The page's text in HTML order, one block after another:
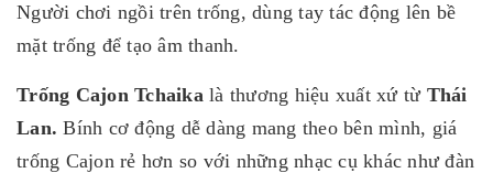
Người chơi ngồi trên trống, dùng tay tác động lên bề
mặt trống để tạo âm thanh.
Trống Cajon Tchaikalà thương hiệu xuất xứ từThái
Lan.Bính cơ động dễ dàng mang theo bên mình, giá
trống Cajon rẻ hơn so với những nhạc cụ khác như đàn